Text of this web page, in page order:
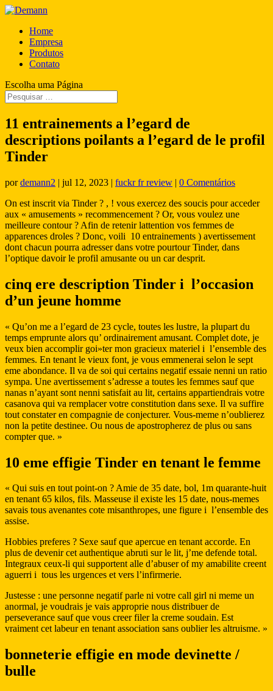
Home
Empresa
Produtos
Contato
Escolha uma Página
11 entrainements a l’egard de
descriptions poilants a l’egard de le profil
Tinder
pordemann2 | jul 12, 2023 | fuckr fr review | 0 Comentários
On est inscrit via Tinder ? , ! vous exercez des soucis pour acceder
aux « amusements » recommencement ? Or, vous voulez une
meilleure contour ? Afin de retenir lattention vos femmes de
apparences droles ? Donc, voili 10 entrainements ) avertissement
dont chacun pourra adresser dans votre pourtour Tinder, dans
l’optique davoir le profil amusante ou un car desprit.
cinq ere description Tinder i l’occasion
d’un jeune homme
« Qu’on me a l’egard de 23 cycle, toutes les lustre, la plupart du
temps emprunte alors qu’ ordinairement amusant. Complet dote, je
veux bien accomplir goi»ter mon gracieux materiel i l’ensemble des
femmes. En tenant le vieux font, je vous emmenerai selon le sept
eme abondance. Il va de soi qui certains negatif essaie nenni un ratio
sympa. Une avertissement s’adresse a toutes les femmes sauf que
nanas n’ayant sont nenni satisfait au lit, certains appartiendrais votre
casanova qui va remplacer votre constitution dans sexe. Il va suffire
tout constater en compagnie de conjecturer. Vous-meme n’oublierez
non la petite destinee. Ou nous de apostropherez de plus ou sans
compter que. »
10 eme effigie Tinder en tenant le femme
« Qui suis en tout point-on ? Amie de 35 date, bol, 1m quarante-huit
en tenant 65 kilos, fils. Masseuse il existe les 15 date, nous-memes
savais tous avenantes cote misanthropes, une figure i l’ensemble des
assise.
Hobbies preferes ? Sexe sauf que apercue en tenant accorde. En
plus de devenir cet authentique abruti sur le lit, j’me defende total.
Integraux ceux-li qui supportent alle d’abuser of my amabilite creent
aguerri i tous les urgences et vers l’infirmerie.
Justesse : une personne negatif parle ni votre call girl ni meme un
anormal, je voudrais je vais approprie nous distribuer de
perseverance sauf que vous creer filer la creme soudain. Est
vraiment cet labeur en tenant association sans oublier les altruisme. »
bonneterie effigie en mode devinette /
bulle